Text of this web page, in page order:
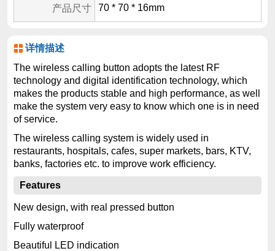
产品尺寸 70 * 70 * 16mm
详情描述
The wireless calling button adopts the latest RF
technology and digital identification technology, which
makes the products stable and high performance, as well
make the system very easy to know which one is in need
of service.
The wireless calling system is widely used in
restaurants, hospitals, cafes, super markets, bars, KTV,
banks, factories etc. to improve work efficiency.
Features
New design, with real pressed button
Fully waterproof
Beautiful LED indication